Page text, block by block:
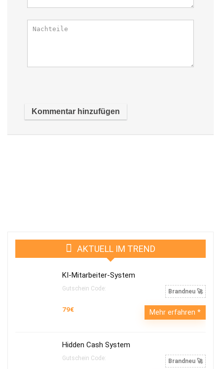
AKTUELL IM TREND
KI-Mitarbeiter-System
Gutschein Code: Brandneu 🚀
79€ Mehr erfahren
Hidden Cash System
Gutschein Code: Brandneu 🚀